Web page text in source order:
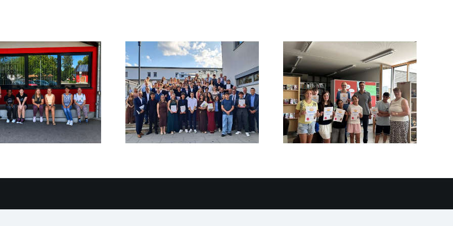
Ein Hoch auf die
Mittelschule St.
Georg
Verleihung von
Antolin-Urkunden